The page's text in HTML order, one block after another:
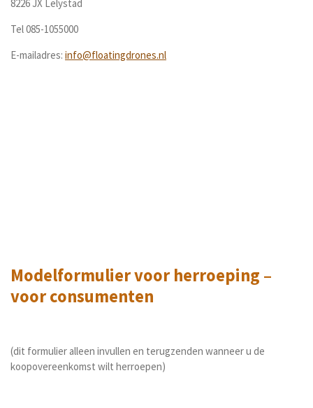
8226 JX Lelystad
Tel 085-1055000
E-mailadres: info@floatingdrones.nl
Modelformulier voor herroeping –
voor consumenten
(dit formulier alleen invullen en terugzenden wanneer u de
koopovereenkomst wilt herroepen)